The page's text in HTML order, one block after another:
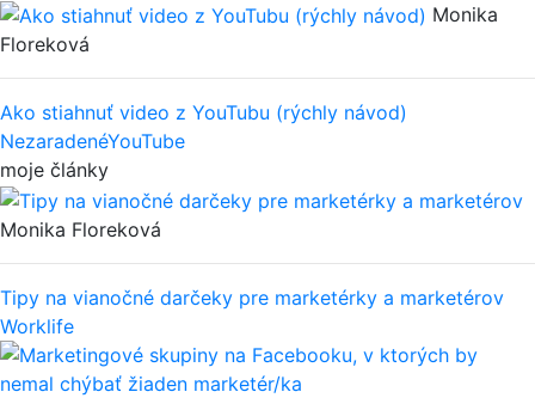
Monika
Floreková
Ako stiahnuť video z YouTubu (rýchly návod)
NezaradenéYouTube
moje články
Monika Floreková
Tipy na vianočné darčeky pre marketérky a marketérov
Worklife